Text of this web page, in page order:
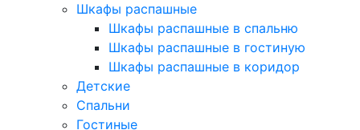
Шкафы распашные
Шкафы распашные в спальню
Шкафы распашные в гостиную
Шкафы распашные в коридор
Детские
Спальни
Гостиные